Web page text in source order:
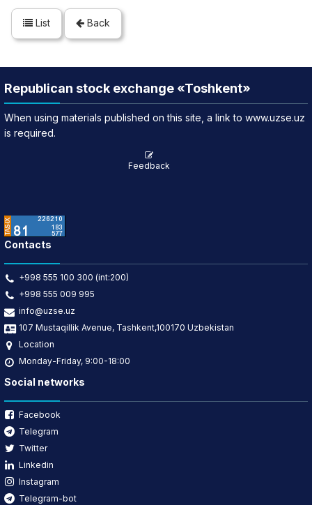
List Back
Republican stock exchange «Toshkent»
When using materials published on this site, a link to www.uzse.uz
is required.
Feedback
Contacts
+998 555 100 300 (int:200)
+998 555 009 995
info@uzse.uz
107 Mustaqillik Avenue, Tashkent,100170 Uzbekistan
Location
Monday-Friday, 9:00-18:00
Social networks
Facebook
Telegram
Twitter
Linkedin
Instagram
Telegram-bot